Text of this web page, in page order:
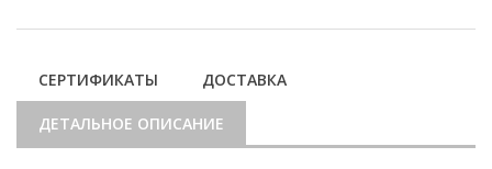
СЕРТИФИКАТЫ ДОСТАВКА
ДЕТАЛЬНОЕ ОПИСАНИЕ